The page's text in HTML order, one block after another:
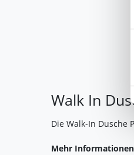
Walk In
Die Walk-In
Mehr